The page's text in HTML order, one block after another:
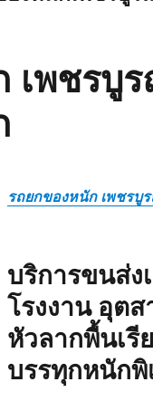
เพชรบู
รถยกของหนัก เพชรบู
บริการขนส่ง
โรงงาน อุต
หัวลากพื้นเรี
บรรทุกหนักพิ